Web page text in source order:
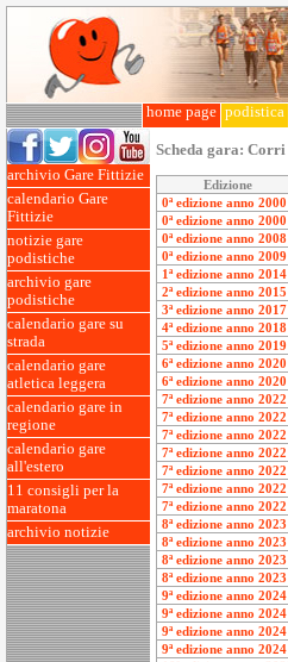
home page podistica
archivio Gare Fittizie
calendario Gare
Fittizie
notizie gare
podistiche
archivio gare
podistiche
calendario gare su
strada
calendario gare
atletica leggera
calendario gare in
regione
calendario gare
all'estero
11 consigli per la
maratona
archivio notizie
Scheda gara: Corri
Edizione
0ª edizione anno 2000
0ª edizione anno 2000
0ª edizione anno 2008
0ª edizione anno 2009
1ª edizione anno 2014
2ª edizione anno 2015
3ª edizione anno 2017
4ª edizione anno 2018
5ª edizione anno 2019
6ª edizione anno 2020
6ª edizione anno 2020
7ª edizione anno 2022
7ª edizione anno 2022
7ª edizione anno 2022
7ª edizione anno 2022
7ª edizione anno 2022
7ª edizione anno 2022
7ª edizione anno 2022
8ª edizione anno 2023
8ª edizione anno 2023
8ª edizione anno 2023
8ª edizione anno 2023
9ª edizione anno 2024
9ª edizione anno 2024
9ª edizione anno 2024
9ª edizione anno 2024